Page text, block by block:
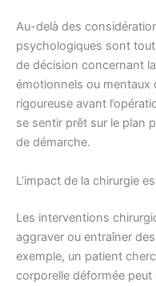
Au-delà des
psychologiques sont
de décision concernant
émotionnels ou mentaux
rigoureuse avant
se sentir prêt sur le plan
de démarche.
L’impact de la chirurgie
Les interventions
aggraver ou entraîner
exemple, un patient
corporelle déformée